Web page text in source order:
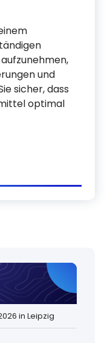
und
sicher, dass
optimal
in Leipzig